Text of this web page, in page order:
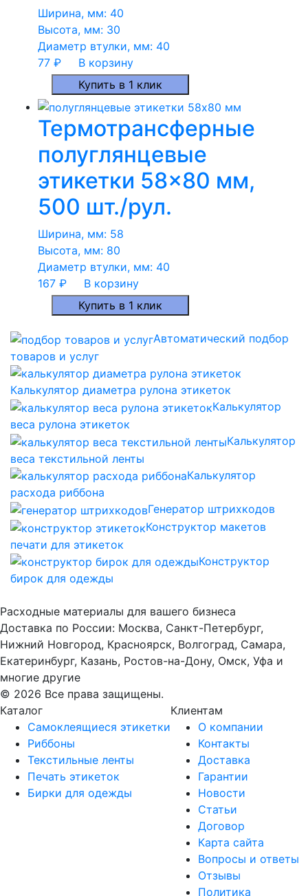
Ширина, мм: 40
Высота, мм: 30
Диаметр втулки, мм: 40
77 ₽
В корзину
Купить в 1 клик
Термотрансферные
полуглянцевые
этикетки 58×80 мм,
500 шт./рул.
Ширина, мм: 58
Высота, мм: 80
Диаметр втулки, мм: 40
167 ₽
В корзину
Купить в 1 клик
Автоматический подбор
товаров и услуг
Калькулятор диаметра рулона этикеток
Калькулятор
веса рулона этикеток
Калькулятор
веса текстильной ленты
Калькулятор
расхода риббона
Генератор штрихкодов
Конструктор макетов
печати для этикеток
Конструктор
бирок для одежды
Расходные материалы для вашего бизнеса
Доставка по России: Москва, Санкт-Петербург,
Нижний Новгород, Красноярск, Волгоград, Самара,
Екатеринбург, Казань, Ростов-на-Дону, Омск, Уфа и
многие другие
© 2026 Все права защищены.
Каталог
Самоклеящиеся этикетки
Риббоны
Текстильные ленты
Печать этикеток
Бирки для одежды
Клиентам
О компании
Контакты
Доставка
Гарантии
Новости
Статьи
Договор
Карта сайта
Вопросы и ответы
Отзывы
Политика